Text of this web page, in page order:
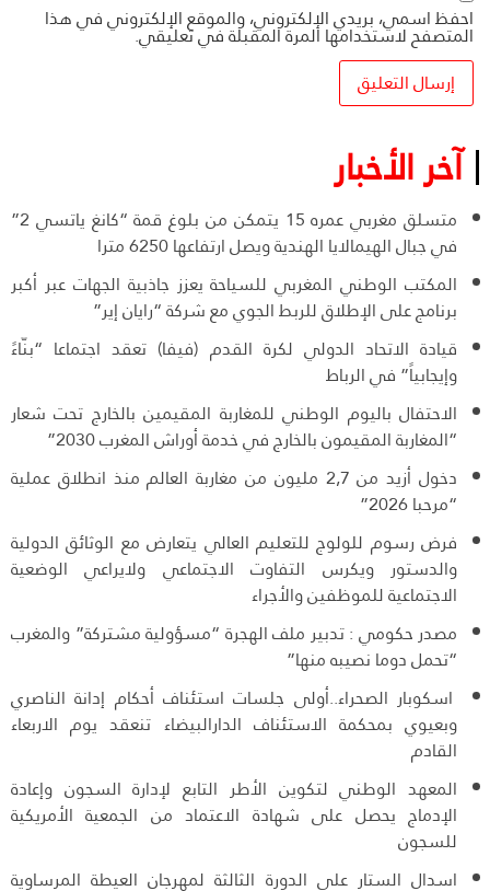
احفظ اسمي، بريدي الإلكتروني، والموقع الإلكتروني في هذا
المتصفح لاستخدامها المرة المقبلة في تعليقي.
آخر الأخبار
متسلق مغربي عمره 15 يتمكن من بلوغ قمة “كانغ ياتسي 2”
في جبال الهيمالايا الهندية ويصل ارتفاعها 6250 مترا
المكتب الوطني المغربي للسياحة يعزز جاذبية الجهات عبر أكبر
برنامج على الإطلاق للربط الجوي مع شركة “رايان إير”
قيادة الاتحاد الدولي لكرة القدم (فيفا) تعقد اجتماعا “بنّاءً
وإيجابياً” في الرباط
الاحتفال باليوم الوطني للمغاربة المقيمين بالخارج تحت شعار
“المغاربة المقيمون بالخارج في خدمة أوراش المغرب 2030”
دخول أزيد من 2,7 مليون من مغاربة العالم منذ انطلاق عملية
“مرحبا 2026”
فرض رسوم للولوج للتعليم العالي يتعارض مع الوثائق الدولية
والدستور ويكرس التفاوت الاجتماعي ولايراعي الوضعية
الاجتماعية للموظفين والأجراء
مصدر حكومي : تدبير ملف الهجرة “مسؤولية مشتركة” والمغرب
“تحمل دوما نصيبه منها”
اسكوبار الصحراء..أولى جلسات استئناف أحكام إدانة الناصري
وبعيوي بمحكمة الاستئناف الدارالبيضاء تنعقد يوم الاربعاء
القادم
المعهد الوطني لتكوين الأطر التابع لإدارة السجون وإعادة
الإدماج يحصل على شهادة الاعتماد من الجمعية الأمريكية
للسجون
اسدال الستار على الدورة الثالثة لمهرجان العيطة المرساوية